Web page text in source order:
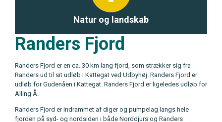
Natur og landskab
Randers Fjord
Randers Fjord er en ca. 30 km lang fjord, som strækker sig fra
Randers ud til sit udløb i Kattegat ved Udbyhøj. Randers Fjord er
udløb for Gudenåen i Kattegat. Randers Fjord er ligeledes udløb for
Alling Å.
Randers Fjord er indrammet af diger og pumpelag langs hele
fjorden på syd- og nordsiden i både Norddjurs og Randers